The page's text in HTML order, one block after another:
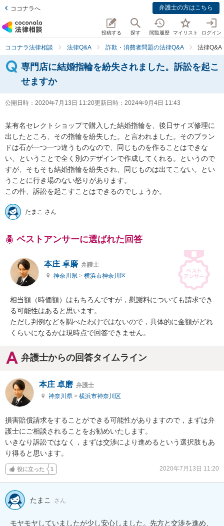
ココナラへ 弁護士の方はこちら
投稿する 探す 閲覧履歴 マイリスト ログイン
ココナラ法律相談 法律Q&A 詐欺・消費者問題の法律Q&A 法律Q&A
専門店に結婚指輪を紛失されました。訴訟を起こ
せますか
公開日時： 2020年7月13日 11:20更新日時： 2024年9月4日 11:43
某有名セレクトショップで購入した結婚指輪を、後日サイズ修理に
出したところ、その指輪を紛失した。と言われました。そのブラン
ドは石が一つ一つ違うものなので、同じものを作ることはできな
い、ということで全く別のデザインで作成してくれる。というので
すが、そもそも結婚指輪を紛失され、同じものは出てこない。とい
うことに行き場のない怒りがあります。
この件、訴訟を起こすことはできるのでしょうか。
たまこ さん
ベストアンサーに選ばれた回答
本庄 卓磨 弁護士
神奈川県 > 横浜市神奈川区
相当額（時価額）はもちろんですが，慰謝料についても請求でき
る可能性はあると思います。
ただし判例などを調べたわけではないので，具体的に金額がどれ
くらいになるかは現時点で回答できません。
弁護士からの回答タイムライン
本庄 卓磨 弁護士
神奈川県 > 横浜市神奈川区
損害賠償請求をすることができる可能性がありますので，まずは弁
護士にご相談されることをお勧めいたします。
いきなり訴訟ではなく，まずは交渉により進めるという選択肢もあ
り得ると思います。
役に立った 1 2020年7月13日 11:20
たまこ さん
モヤモヤしていましたが少し安心しました。先方と交渉を進め、